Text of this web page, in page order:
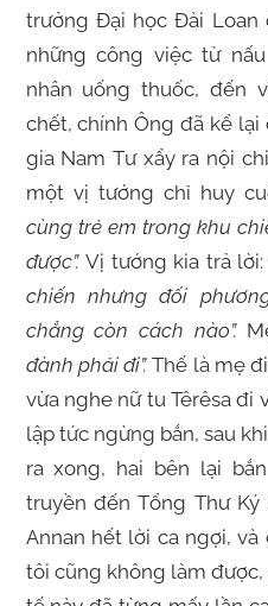
trưởng Đại học Đài
những công việc từ
nhân uống thuốc, đến
chết, chính Ông đã kể lại
gia Nam Tư xẩy ra nội
một vị tướng chỉ huy
cùng trẻ em trong khu
được”.Vị tướng kia trả lời:
chiến nhưng đối
chẳng còn cách nào”.
đành phải đi”. Thế là mẹ
vừa nghe nữ tu Têrêsa đi
lập tức ngừng bắn, sau
ra xong, hai bên lại
truyền đến Tổng Thư Ký
Annan hết lời ca ngợi,
tôi cũng không làm